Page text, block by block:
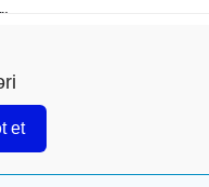
təhsili
bacarığı
ilə işləmə bacarığı
səlis bilmək (rus və ingilis
et